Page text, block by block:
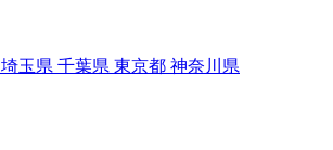
埼玉県 千葉県 東京都 神奈川県